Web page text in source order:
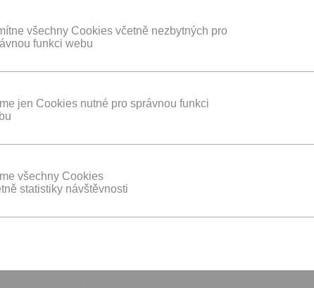
všechny Cookies včetně nezbytných pro
funkci webu
jen Cookies nutné pro správnou funkci
všechny Cookies
statistiky návštěvnosti
a v prodejně Anareus.
Platnost není časově omezena.
airsoftovou komunitu.
a outdoorové potřeby. Jsme hrdí na to, že jsme první specializovaný
je v současné době největší v zemi.
e-shop s více než 10 000 produkty v nabídce.
a jejím potřebám. Jsme proto tvůj KAMARÁD S VÝHODAMI.